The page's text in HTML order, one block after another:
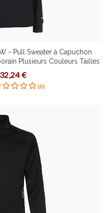
- Pull Sweater à Capuchon
Plusieurs Couleurs Tailles
Vie Fonctionnel
32,24 €
(0)